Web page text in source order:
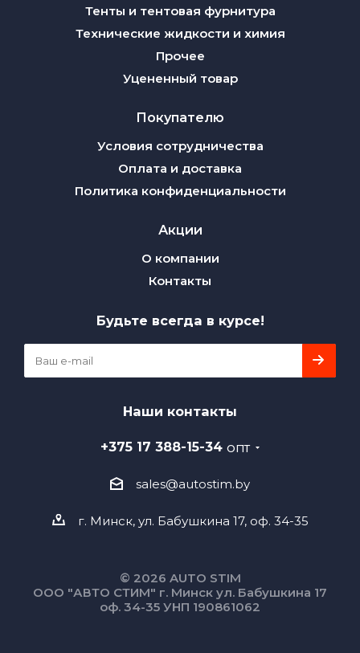
Тенты и тентовая фурнитура
Технические жидкости и химия
Прочее
Уцененный товар
Покупателю
Условия сотрудничества
Оплата и доставка
Политика конфиденциальности
Акции
О компании
Контакты
Будьте всегда в курсе!
Наши контакты
+375 17 388-15-34 ОПТ
sales@autostim.by
г. Минск, ул. Бабушкина 17, оф. 34-35
© 2026 AUTO STIM
ООО "АВТО СТИМ" г. Минск ул. Бабушкина 17
оф. 34-35 УНП 190861062